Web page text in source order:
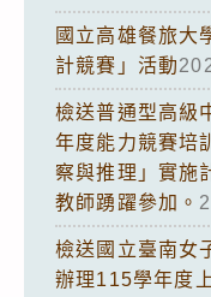
國立高雄餐旅大
計競賽」活動
檢送普通型高級
年度能力競賽培
察與推理」實施
教師踴躍參加。
檢送國立臺南女
辦理115學年度